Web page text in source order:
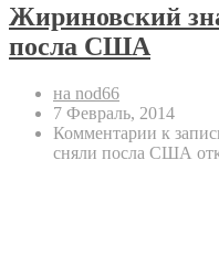
Жириновский
посла США
на nod66
7 Февраль, 2014
Комментарии к
сняли посла США